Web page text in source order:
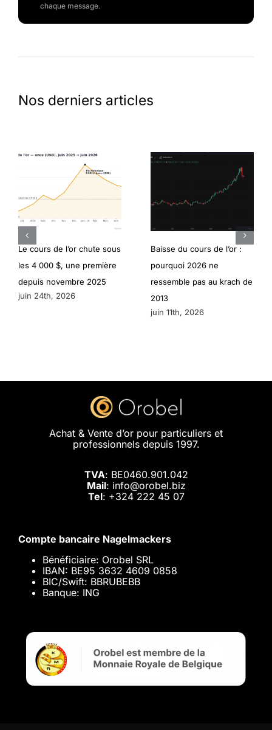
chaque message.
Nos derniers articles
Le cours de l’or chute sous
les 4 000 $, une première
depuis novembre 2025
juin 24th, 2026
Baisse du cours de l’or :
pourquoi 2026 ne
ressemble pas au krach de
2013
juin 11th, 2026
Achat & Vente d’or pour particuliers et
professionnels depuis 1997.
TVA: BE0460.901.042
Mail: info@orobel.biz
Tel: +324 222 45 07
Compte bancaire Nagelmackers
Bénéficiaire: Orobel SRL
IBAN: BE95 3632 4609 0858
BIC/Swift: BBRUBEBB
Banque: ING